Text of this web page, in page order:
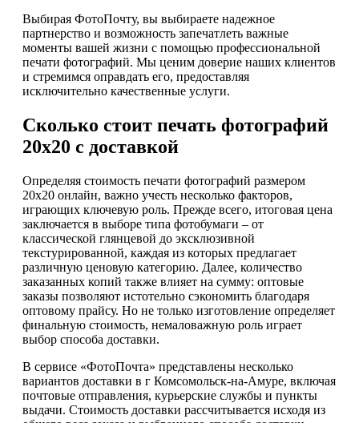
Выбирая ФотоПочту, вы выбираете надежное
партнерство и возможность запечатлеть важные
моменты вашей жизни с помощью профессиональной
печати фотографий. Мы ценим доверие наших клиентов
и стремимся оправдать его, предоставляя
исключительно качественные услуги.
Сколько стоит печать фотографий
20х20 с доставкой
Определяя стоимость печати фотографий размером
20х20 онлайн, важно учесть несколько факторов,
играющих ключевую роль. Прежде всего, итоговая цена
заключается в выборе типа фотобумаги – от
классической глянцевой до эксклюзивной
текстурированной, каждая из которых предлагает
различную ценовую категорию. Далее, количество
заказанных копий также влияет на сумму: оптовые
заказы позволяют истотельно сэкономить благодаря
оптовому прайсу. Но не только изготовление определяет
финальную стоимость, немаловажную роль играет
выбор способа доставки.
В сервисе «ФотоПочта» представлены несколько
вариантов доставки в г Комсомольск-на-Амуре, включая
почтовые отправления, курьерские службы и пункты
выдачи. Стоимость доставки рассчитывается исходя из